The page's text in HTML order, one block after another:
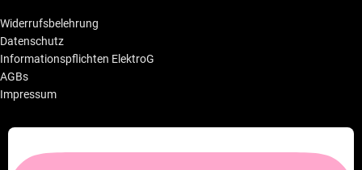
Widerrufsbelehrung
Datenschutz
Informationspflichten ElektroG
AGBs
Impressum